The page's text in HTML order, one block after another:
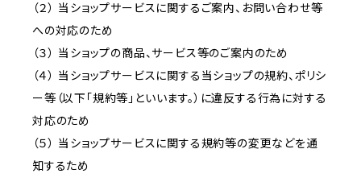
（２） 当ショップサービスに関するご案内、お問い合わせ等
への対応のため
（３） 当ショップの商品、サービス等のご案内のため
（４） 当ショップサービスに関する当ショップの規約、ポリシ
ー等（以下「規約等」といいます。）に違反する行為に対する
対応のため
（５） 当ショップサービスに関する規約等の変更などを通
知するため